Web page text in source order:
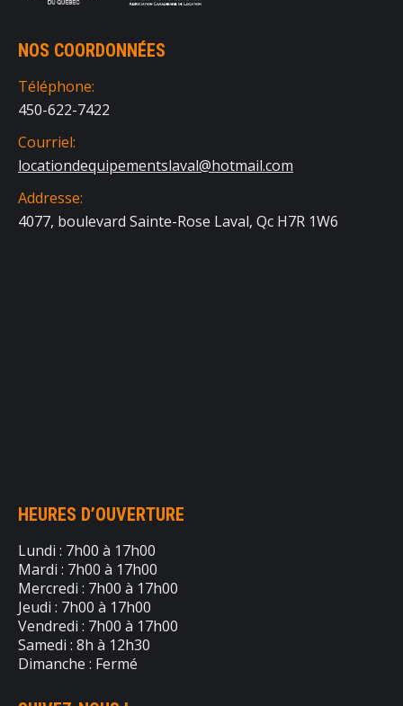
NOS COORDONNÉES
Téléphone:
450-622-7422
Courriel:
locationdequipementslaval@hotmail.com
Addresse:
4077, boulevard Sainte-Rose Laval, Qc H7R 1W6
HEURES D’OUVERTURE
Lundi : 7h00 à 17h00
Mardi : 7h00 à 17h00
Mercredi : 7h00 à 17h00
Jeudi : 7h00 à 17h00
Vendredi : 7h00 à 17h00
Samedi : 8h à 12h30
Dimanche : Fermé